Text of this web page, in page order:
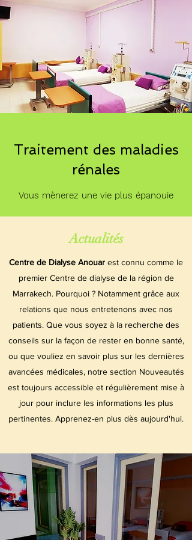
Actualités
Centre de Dialyse Anouar est connu comme le
premier Centre de dialyse de la région de
Marrakech. Pourquoi ? Notamment grâce aux
relations que nous entretenons avec nos
patients. Que vous soyez à la recherche des
conseils sur la façon de rester en bonne santé,
ou que vouliez en savoir plus sur les dernières
avancées médicales, notre section Nouveautés
est toujours accessible et régulièrement mise à
jour pour inclure les informations les plus
pertinentes. Apprenez-en plus dès aujourd'hui.
Traitement des maladies
rénales
Vous mènerez une vie plus épanouie